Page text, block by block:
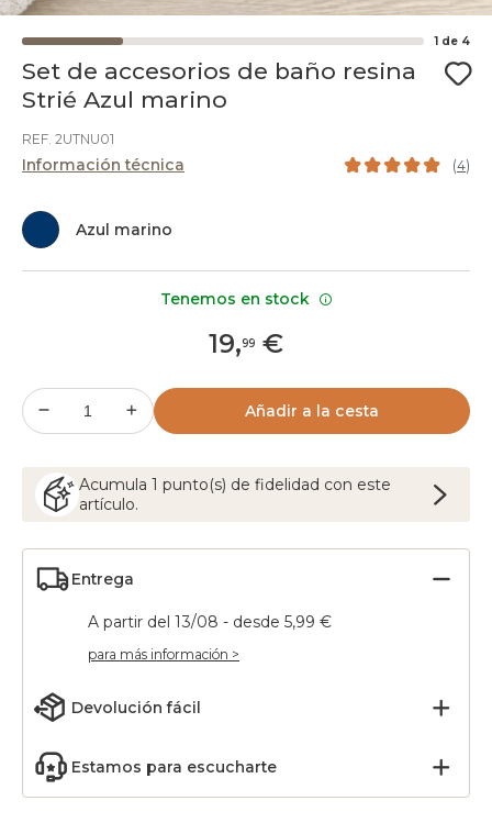
1 de 4
Set de accesorios de baño resina
Strié Azul marino
REF. 2UTNU01
Información técnica (4)
Azul marino
19,99 €
Añadir a la cesta
Acumula 1 punto(s) de fidelidad con este
artículo.
Entrega
A partir del 13/08 - desde 5,99 €
para más información >
Devolución fácil
Estamos para escucharte